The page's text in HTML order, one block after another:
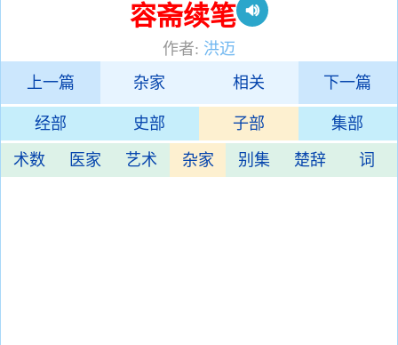
容斋续笔
作者: 洪迈
上一篇
杂家 相关 下一篇
经部 史部 子部 集部
术数 医家 艺术 杂家 别集 楚辞 词